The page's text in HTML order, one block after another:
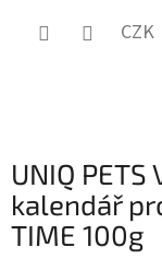
CZK
UNIQ
kalendář
TIME 100g